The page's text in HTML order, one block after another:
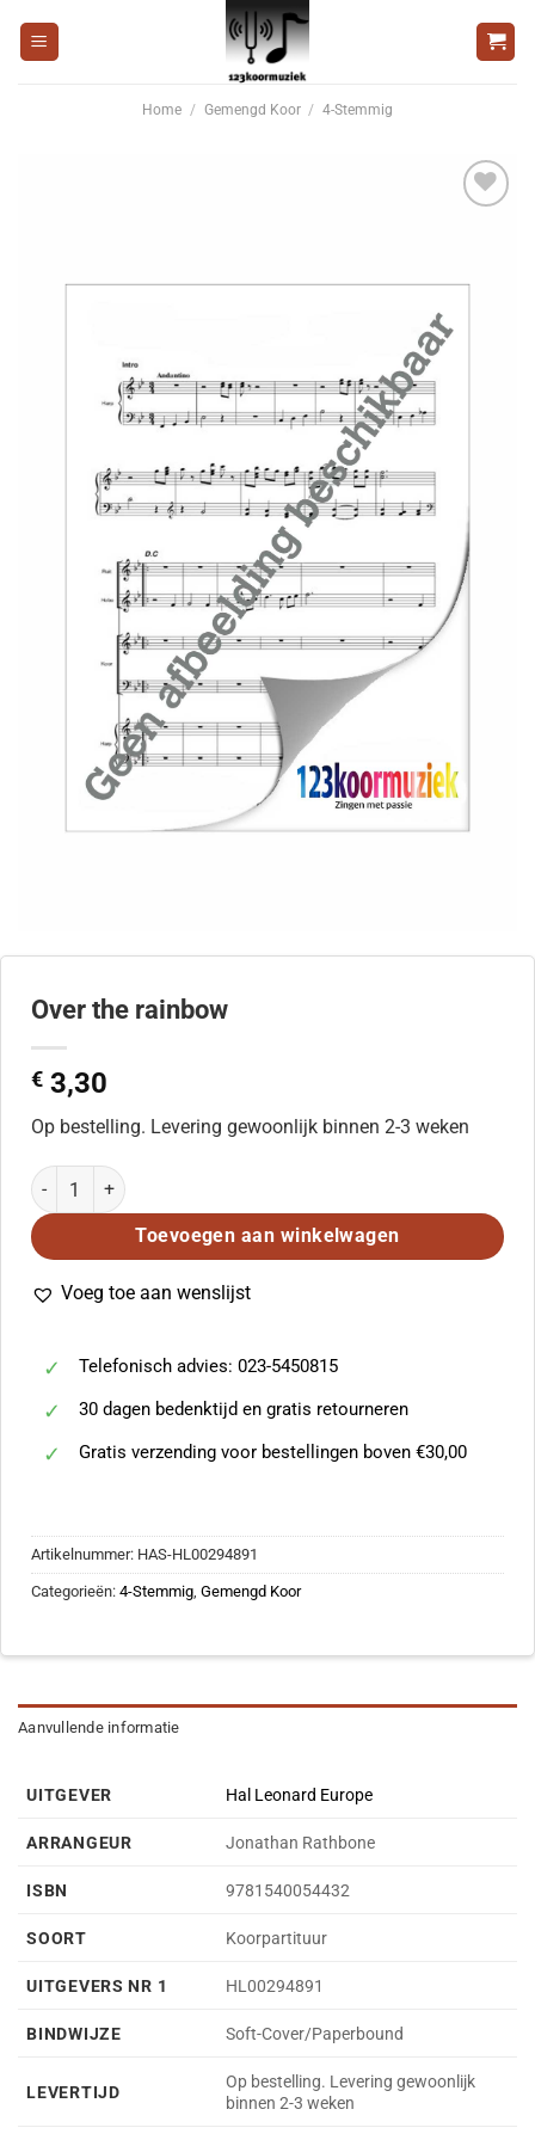
naar
Home / Gemengd Koor / 4-Stemmig
Over the rainbow
€ 3,30
Op bestelling. Levering gewoonlijk binnen 2-3 weken
Over the rainbow aantal
Toevoegen aan winkelwagen
Voeg toe aan wenslijst
Telefonisch advies: 023-5450815
30 dagen bedenktijd en gratis retourneren
Gratis verzending voor bestellingen boven €30,00
Artikelnummer: HAS-HL00294891
Categorieën: 4-Stemmig, Gemengd Koor
Aanvullende informatie
UITGEVER Hal Leonard Europe
ARRANGEUR Jonathan Rathbone
ISBN 9781540054432
SOORT Koorpartituur
UITGEVERS NR 1 HL00294891
BINDWIJZE Soft-Cover/Paperbound
LEVERTIJD
Op bestelling. Levering gewoonlijk
binnen 2-3 weken